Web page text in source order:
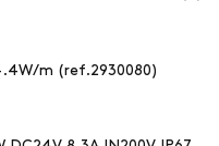
m (ref.2930080)